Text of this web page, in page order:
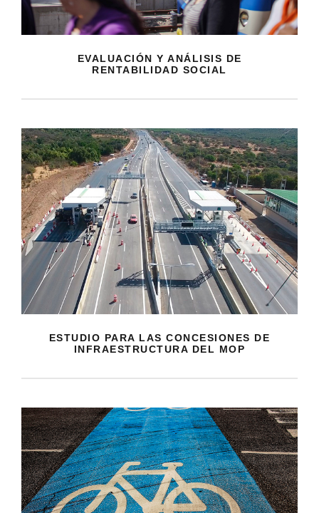
EVALUACIÓN Y ANÁLISIS DE
RENTABILIDAD SOCIAL
ESTUDIO PARA LAS CONCESIONES DE
INFRAESTRUCTURA DEL MOP